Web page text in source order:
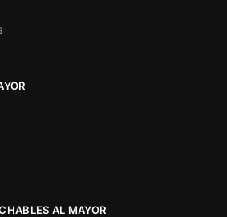
AL MAYOR